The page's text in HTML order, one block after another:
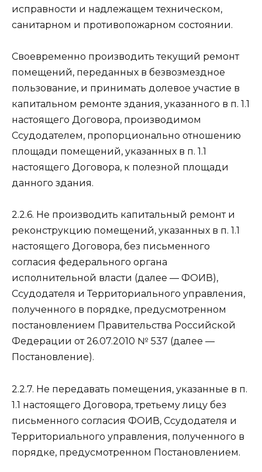
исправности и надлежащем техническом,
санитарном и противопожарном состоянии.
Своевременно производить текущий ремонт
помещений, переданных в безвозмездное
пользование, и принимать долевое участие в
капитальном ремонте здания, указанного в п. 1.1
настоящего Договора, производимом
Ссудодателем, пропорционально отношению
площади помещений, указанных в п. 1.1
настоящего Договора, к полезной площади
данного здания.
2.2.6. Не производить капитальный ремонт и
реконструкцию помещений, указанных в п. 1.1
настоящего Договора, без письменного
согласия федерального органа
исполнительной власти (далее — ФОИВ),
Ссудодателя и Территориального управления,
полученного в порядке, предусмотренном
постановлением Правительства Российской
Федерации от 26.07.2010 № 537 (далее —
Постановление).
2.2.7. Не передавать помещения, указанные в п.
1.1 настоящего Договора, третьему лицу без
письменного согласия ФОИВ, Ссудодателя и
Территориального управления, полученного в
порядке, предусмотренном Постановлением.